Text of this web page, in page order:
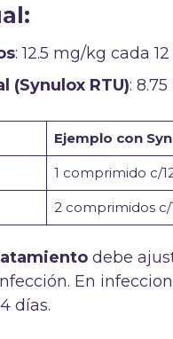
: 12.5 mg/kg cada
(Synulox RTU):
Ejemplo con
1 comprimido c/
2 comprimidos c/
debe
En
días.